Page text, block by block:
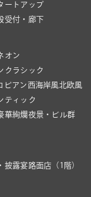
ートアップ
受付・廊下
オン
クラシック
ピアン 西海岸風北欧風
ティック
華絢爛夜景・ビル群
披露宴路面店（1階）